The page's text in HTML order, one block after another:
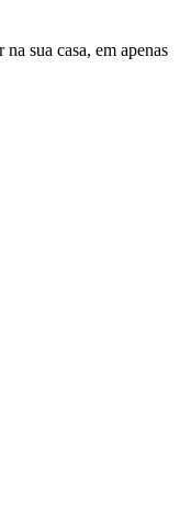
sua casa, em apenas